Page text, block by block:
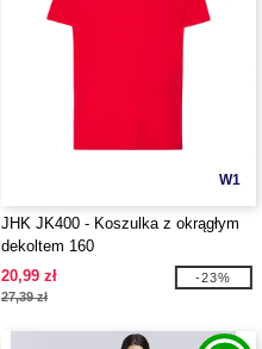
W1
JHK JK400 - Koszulka z okrągłym
dekoltem 160
20,99 zł
27,39 zł
-23%